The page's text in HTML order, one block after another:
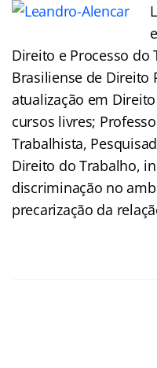
Direito e Processo
Brasiliense de Direito
atualização em
cursos livres;
Trabalhista,
Direito do Trabalho,
discriminação no
precarização da